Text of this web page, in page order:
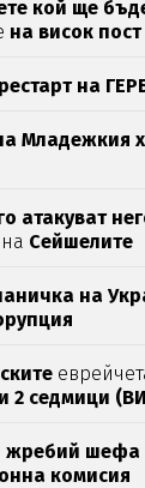
кой ще
на висок пост
рестарт на
Младежкия
атакуват
Сейшелите
на
2 седмици
жребий шефа
комисия